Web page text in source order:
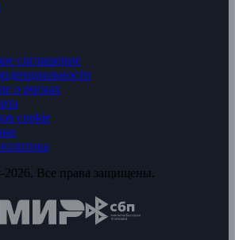
соглашение
о рисках
cookie
Все права защищены.